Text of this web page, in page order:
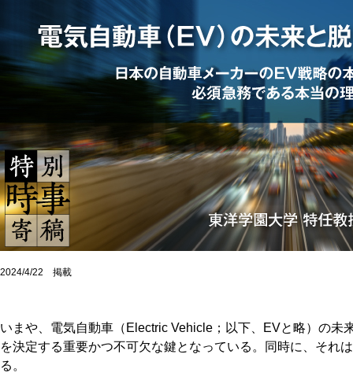
2024/4/22 掲載
いまや、電気自動車（Electric Vehicle；以下、EVと略）の未
を決定する重要かつ不可欠な鍵となっている。同時に、それ
る。